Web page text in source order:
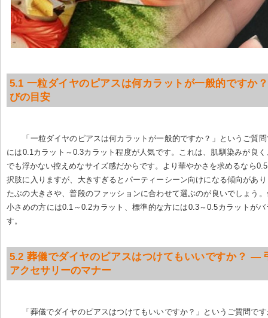
5.1 一粒ダイヤのピアスは何カラットが一般的ですか
びの目安
「一粒ダイヤのピアスは何カラットが一般的ですか？」というご質
には0.1カラット～0.3カラット程度が人気です。これは、肌馴染みが良
でも浮かない控えめなサイズ感だからです。より華やかさを求めるなら
択肢に入りますが、大きすぎるとパーティーシーン向けになる傾向があ
たぶの大きさや、普段のファッションに合わせて選ぶのが良いでしょう
小さめの方には0.1～0.2カラット、標準的な方には0.3～0.5カラットが
す。
5.2 葬儀でダイヤのピアスはつけてもいいですか？ —
アクセサリーのマナー
「葬儀でダイヤのピアスはつけてもいいですか？」というご質問で